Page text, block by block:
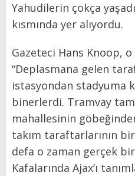
Yahudilerin çokça
kısmında yer alıyordu.
Gazeteci Hans Knoop,
“Deplasmana gelen
istasyondan stadyuma
binerlerdi. Tramvay
mahallesinin
takım taraftarlarının
defa o zaman gerçek
Kafalarında Ajax’ı